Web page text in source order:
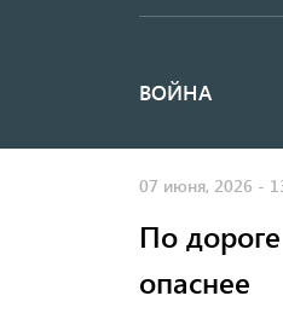
Основная
ВОЙНА
07 июня, 2026 -
По
опаснее